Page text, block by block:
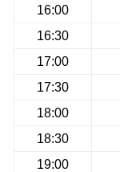
16:00
16:30
17:00
17:30
18:00
18:30
19:00